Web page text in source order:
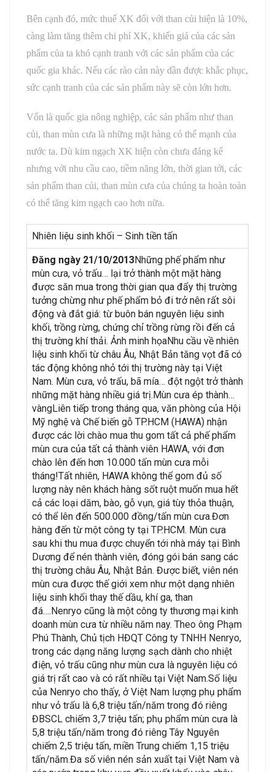
Bên cạnh đó, mức thuế XK đối với than củi hiện là 10%,
càng làm tăng thêm chi phí XK, khiến giá của các sản
phẩm của ta khó cạnh tranh với các sản phẩm của các
quốc gia khác. Nếu các rào cản này dần được khắc phục,
sức cạnh tranh của các sản phẩm này sẽ còn lớn hơn.
Vốn là quốc gia nông nghiệp, các sản phẩm như than
củi, than mùn cưa là những mặt hàng có thế mạnh của
nước ta. Dù kim ngạch XK hiện còn chưa đáng kể
nhưng với nhu cầu cao, tiềm năng lớn, thời gian tới, các
sản phẩm than củi, than mùn cưa của chúng ta hoàn toàn
có thể tăng kim ngạch cao hơn nữa.
Nhiên liệu sinh khối – Sinh tiền tấn
Đăng ngày 21/10/2013Những phế phẩm như
mùn cưa, vỏ trấu… lại trở thành một mặt hàng
được săn mua trong thời gian qua đẩy thị trường
tưởng chừng như phế phẩm bỏ đi trở nên rất sôi
động và đắt giá: từ buôn bán nguyên liệu sinh
khối, trồng rừng, chứng chỉ trồng rừng rồi đến cả
thị trường khí thải. Ảnh minh họaNhu cầu về nhiên
liệu sinh khối từ châu Âu, Nhật Bản tăng vọt đã có
tác động không nhỏ tới thị trường này tại Việt
Nam. Mùn cưa, vỏ trấu, bã mía… đột ngột trở thành
những mặt hàng nhiều giá trị.Mùn cưa ép thành…
vàngLiên tiếp trong tháng qua, văn phòng của Hội
Mỹ nghệ và Chế biến gỗ TP.HCM (HAWA) nhận
được các lời chào mua thu gom tất cả phế phẩm
mùn cưa của tất cả thành viên HAWA, với đơn
chào lên đến hơn 10.000 tấn mùn cưa mỗi
tháng!Tất nhiên, HAWA không thể gom đủ số
lượng này nên khách hàng sốt ruột muốn mua hết
cả các loại dăm, bào, gỗ vụn, giá tùy thỏa thuận,
có thể lên đến 500.000 đồng/tấn mùn cưa.Đơn
hàng đến từ một công ty tại TP.HCM. Mùn cưa
sau khi thu mua được chuyển tới nhà máy tại Bình
Dương để nén thành viên, đóng gói bán sang các
thị trường châu Âu, Nhật Bản. Được biết, viên nén
mùn cưa được thế giới xem như một dạng nhiên
liệu sinh khối thay thế dầu, khí ga, than
đá….Nenryo cũng là một công ty thương mại kinh
doanh mùn cưa từ nhiều năm nay. Theo ông Phạm
Phú Thành, Chủ tịch HĐQT Công ty TNHH Nenryo,
trong các dạng năng lượng sạch dành cho nhiệt
điện, vỏ trấu cũng như mùn cưa là nguyên liệu có
giá trị rất cao và có rất nhiều tại Việt Nam.Số liệu
của Nenryo cho thấy, ở Việt Nam lượng phụ phẩm
như vỏ trấu là 6,8 triệu tấn/năm trong đó riêng
ĐBSCL chiếm 3,7 triệu tấn; phụ phẩm mùn cưa là
5,8 triệu tấn/năm trong đó riêng Tây Nguyên
chiếm 2,5 triệu tấn, miền Trung chiếm 1,15 triệu
tấn/năm.Đa số viên nén sản xuất tại Việt Nam và